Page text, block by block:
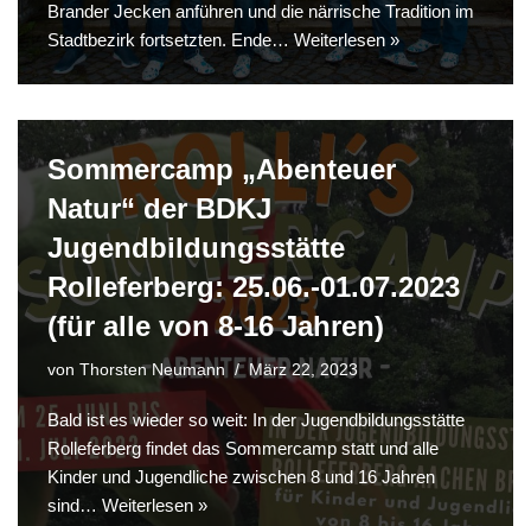
Brander Jecken anführen und die närrische Tradition im
Stadtbezirk fortsetzten. Ende… Weiterlesen »
Sommercamp „Abenteuer
Natur“ der BDKJ
Jugendbildungsstätte
Rolleferberg: 25.06.-01.07.2023
(für alle von 8-16 Jahren)
von Thorsten Neumann März 22, 2023
Bald ist es wieder so weit: In der Jugendbildungsstätte
Rolleferberg findet das Sommercamp statt und alle
Kinder und Jugendliche zwischen 8 und 16 Jahren
sind… Weiterlesen »